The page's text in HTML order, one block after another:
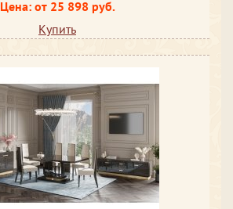
Цена: от 25 898 руб.
Купить